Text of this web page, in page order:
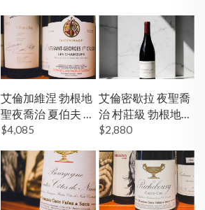
艾倫加維涅 勃根地
聖夜喬治 夏伯夫 一
級園 紅酒
$4,085
艾倫密歇拉 夜聖喬
治 村莊級 勃根地
紅酒
$2,880